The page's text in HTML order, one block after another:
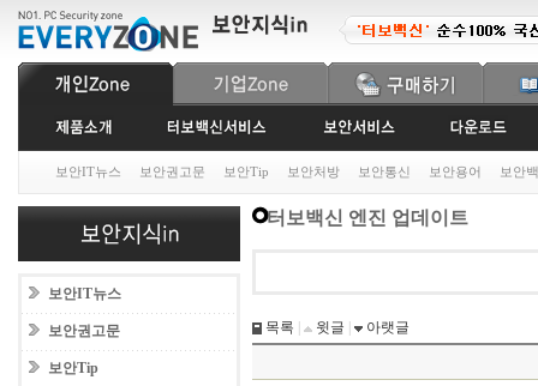
보안IT뉴스 보안권고문 보안Tip 보안처방 보안통신 보안용어 보안
보안IT뉴스
보안권고문
보안Tip
터보백신 엔진 업데이트
목록 윗글 아랫글